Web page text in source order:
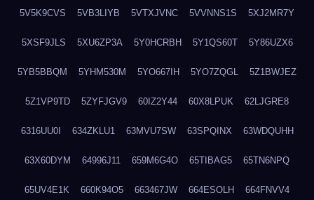
5V5K9CVS 5VB3LIYB 5VTXJVNC 5VVNNS1S 5XJ2MR7Y
5XSF9JLS 5XU6ZP3A 5Y0HCRBH 5Y1QS60T 5Y86UZX6
5YB5BBQM 5YHM530M 5YO667IH 5YO7ZQGL 5Z1BWJEZ
5Z1VP9TD 5ZYFJGV9 60IZ2Y44 60X8LPUK 62LJGRE8
6316UU0I 634ZKLU1 63MVU7SW 63SPQINX 63WDQUHH
63X60DYM 64996J11 659M6G4O 65TIBAG5 65TN6NPQ
65UV4E1K 660K94O5 663467JW 664ESOLH 664FNVV4